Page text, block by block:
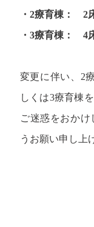
・2療育棟：
・3療育棟：
変更に伴い、2
しくは3療育棟
ご迷惑をおか
うお願い申し上